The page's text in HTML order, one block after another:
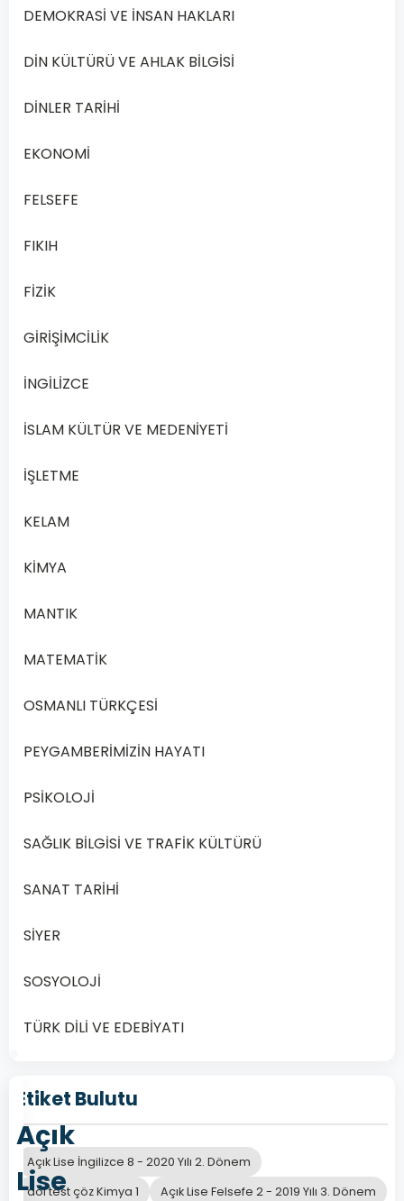
Aşağıdakilerden
iş
örnek
A
Antalya’ya
planı
artan bir
restoran
Ramazan
bayramında
aileyi ziyaret
etme isteği
D
oturulan eski
dönüşüme
sokarak
Açık
Lise
DEMOKRASİ VE İNSAN HAKLARI
DİN KÜLTÜRÜ VE AHLAK BİLGİSİ
DİNLER TARİHİ
EKONOMİ
FELSEFE
FIKIH
FİZİK
GİRİŞİMCİLİK
İNGİLİZCE
İSLAM KÜLTÜR VE MEDENİYETİ
İŞLETME
KELAM
KİMYA
MANTIK
MATEMATİK
OSMANLI TÜRKÇESİ
PEYGAMBERİMİZİN HAYATI
PSİKOLOJİ
SAĞLIK BİLGİSİ VE TRAFİK KÜLTÜRÜ
SANAT TARİHİ
SİYER
SOSYOLOJİ
TÜRK DİLİ VE EDEBİYATI
Etiket Bulutu
Açık Lise İngilizce 8 - 2020 Yılı 2. Dönem
aöl test çöz Kimya 1
Açık Lise Felsefe 2 - 2019 Yılı 3. Dönem